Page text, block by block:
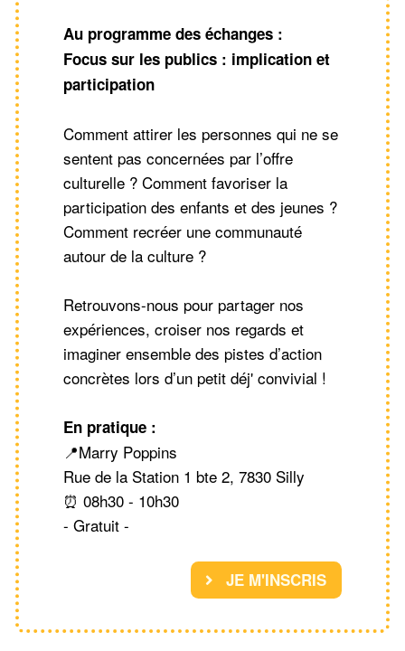
Au programme des échanges :
Focus sur les publics : implication et
participation
Comment attirer les personnes qui ne se
sentent pas concernées par l’offre
culturelle ? Comment favoriser la
participation des enfants et des jeunes ?
Comment recréer une communauté
autour de la culture ?
Retrouvons-nous pour partager nos
expériences, croiser nos regards et
imaginer ensemble des pistes d’action
concrètes lors d’un petit déj' convivial !
En pratique :
📍Marry Poppins
Rue de la Station 1 bte 2, 7830 Silly
⏰ 08h30 - 10h30
- Gratuit -
JE M'INSCRIS